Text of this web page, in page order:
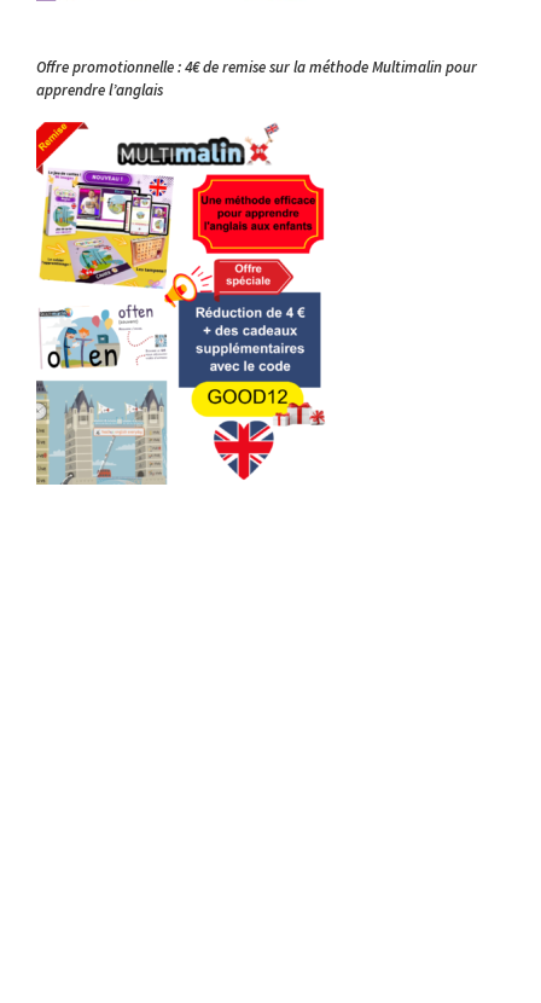
Offre promotionnelle : 4€ de remise sur la méthode Multimalin pour
apprendre l’anglais